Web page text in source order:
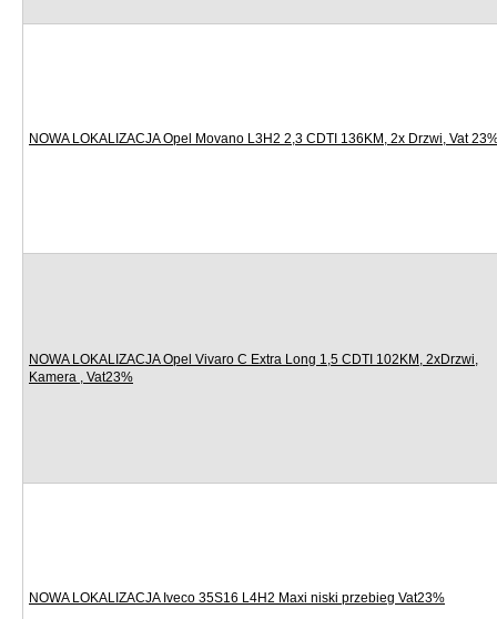
NOWA LOKALIZACJA Opel Movano L3H2 2,3 CDTI 136KM, 2x Drzwi, Vat
NOWA LOKALIZACJA Opel Vivaro C Extra Long 1,5 CDTI 102KM, 2xDrzwi,
Kamera , Vat23%
NOWA LOKALIZACJA Iveco 35S16 L4H2 Maxi niski przebieg Vat23%